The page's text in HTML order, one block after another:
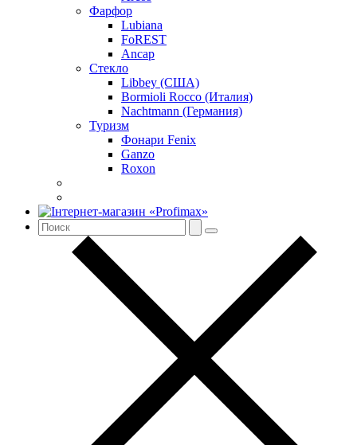
Фарфор
Lubiana
FoREST
Ancap
Стекло
Libbey (США)
Bormioli Rocco (Италия)
Nachtmann (Германия)
Туризм
Фонари Fenix
Ganzo
Roxon